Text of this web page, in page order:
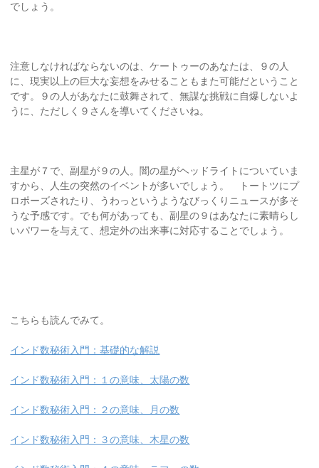
でしょう。
注意しなければならないのは、ケートゥーのあなたは、９の人
に、現実以上の巨大な妄想をみせることもまた可能だということ
です。９の人があなたに鼓舞されて、無謀な挑戦に自爆しないよ
うに、ただしく９さんを導いてくださいね。
主星が７で、副星が９の人。闇の星がヘッドライトについていま
すから、人生の突然のイベントが多いでしょう。 トートツにプ
ロポーズされたり、うわっというようなびっくりニュースが多そ
うな予感です。でも何があっても、副星の９はあなたに素晴らし
いパワーを与えて、想定外の出来事に対応することでしょう。
こちらも読んでみて。
インド数秘術入門：基礎的な解説
インド数秘術入門：１の意味、太陽の数
インド数秘術入門：２の意味、月の数
インド数秘術入門：３の意味、木星の数